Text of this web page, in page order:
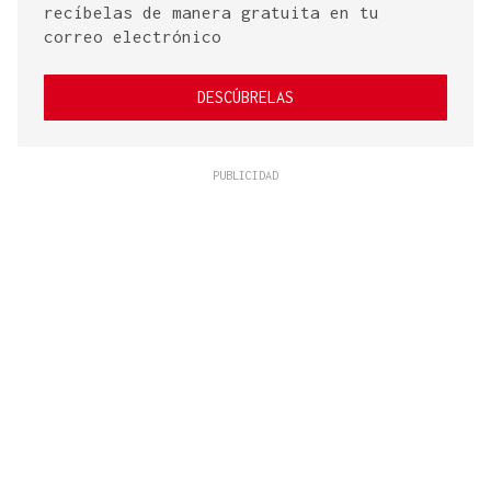
recíbelas de manera gratuita en tu
correo electrónico
DESCÚBRELAS